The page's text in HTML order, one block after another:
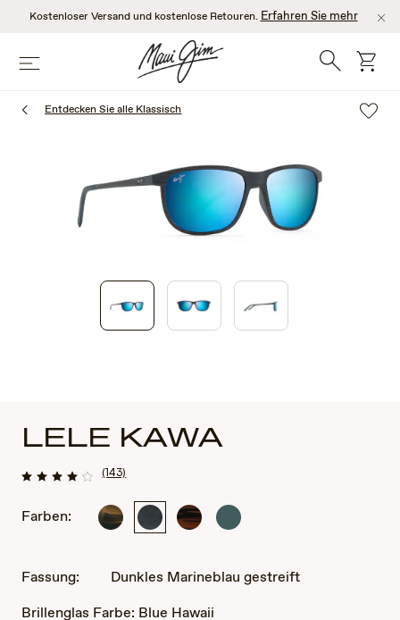
Kostenloser Versand und kostenlose Retouren. Erfahren Sie mehr
Speisekarte Suche
Entdecken Sie alle Klassisch
LELE KAWA
(143)
Farben:
Grau
DunklesBraun
Matt
Fassung:
Dunkles Marineblau gestreift
Brillenglas Farbe: Blue Hawaii